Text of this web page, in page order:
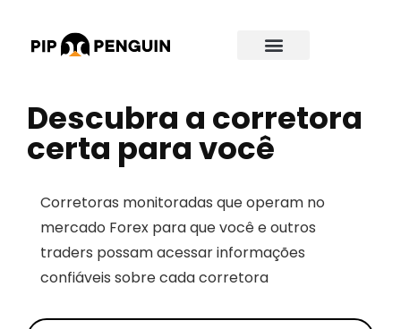
Descubra a corretora
certa para você
Corretoras monitoradas que operam no
mercado Forex para que você e outros
traders possam acessar informações
confiáveis sobre cada corretora